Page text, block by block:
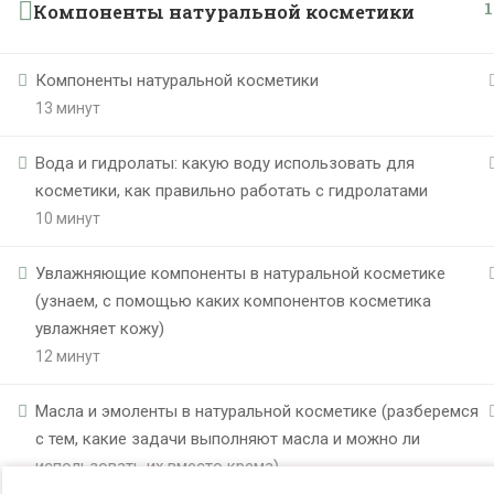
Компоненты натуральной косметики
Компоненты натуральной косметики
13 минут
Вода и гидролаты: какую воду использовать для
косметики, как правильно работать с гидролатами
10 минут
Увлажняющие компоненты в натуральной косметике
(узнаем, с помощью каких компонентов косметика
увлажняет кожу)
12 минут
Масла и эмоленты в натуральной косметике (разберемся
с тем, какие задачи выполняют масла и можно ли
использовать их вместо крема)